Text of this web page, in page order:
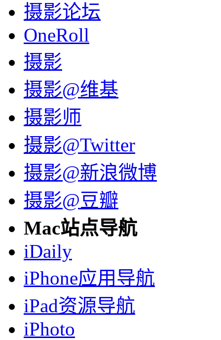
摄影论坛
OneRoll
摄影
摄影@维基
摄影师
摄影@Twitter
摄影@新浪微博
摄影@豆瓣
Mac站点导航
iDaily
iPhone应用导航
iPad资源导航
iPhoto